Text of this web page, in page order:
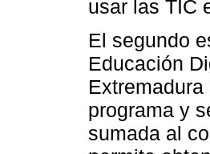
usar las TIC
El segundo
Educación
programa y
sumada al